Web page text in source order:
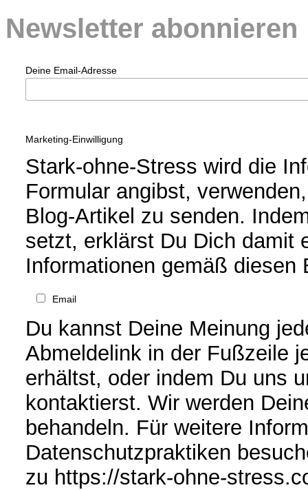
Newsletter abonnieren
Deine Email-Adresse
Marketing-Einwilligung
Stark-ohne-Stress wird die
Formular angibst,
Blog-Artikel zu senden.
setzt, erklärst Du Dich damit
Informationen gemäß diesen
Email
Du kannst Deine Meinung
Abmeldelink in der Fußzeile
erhältst, oder indem Du uns
kontaktierst. Wir werden
behandeln. Für weitere
Datenschutzpraktiken
zu https://stark-ohne-